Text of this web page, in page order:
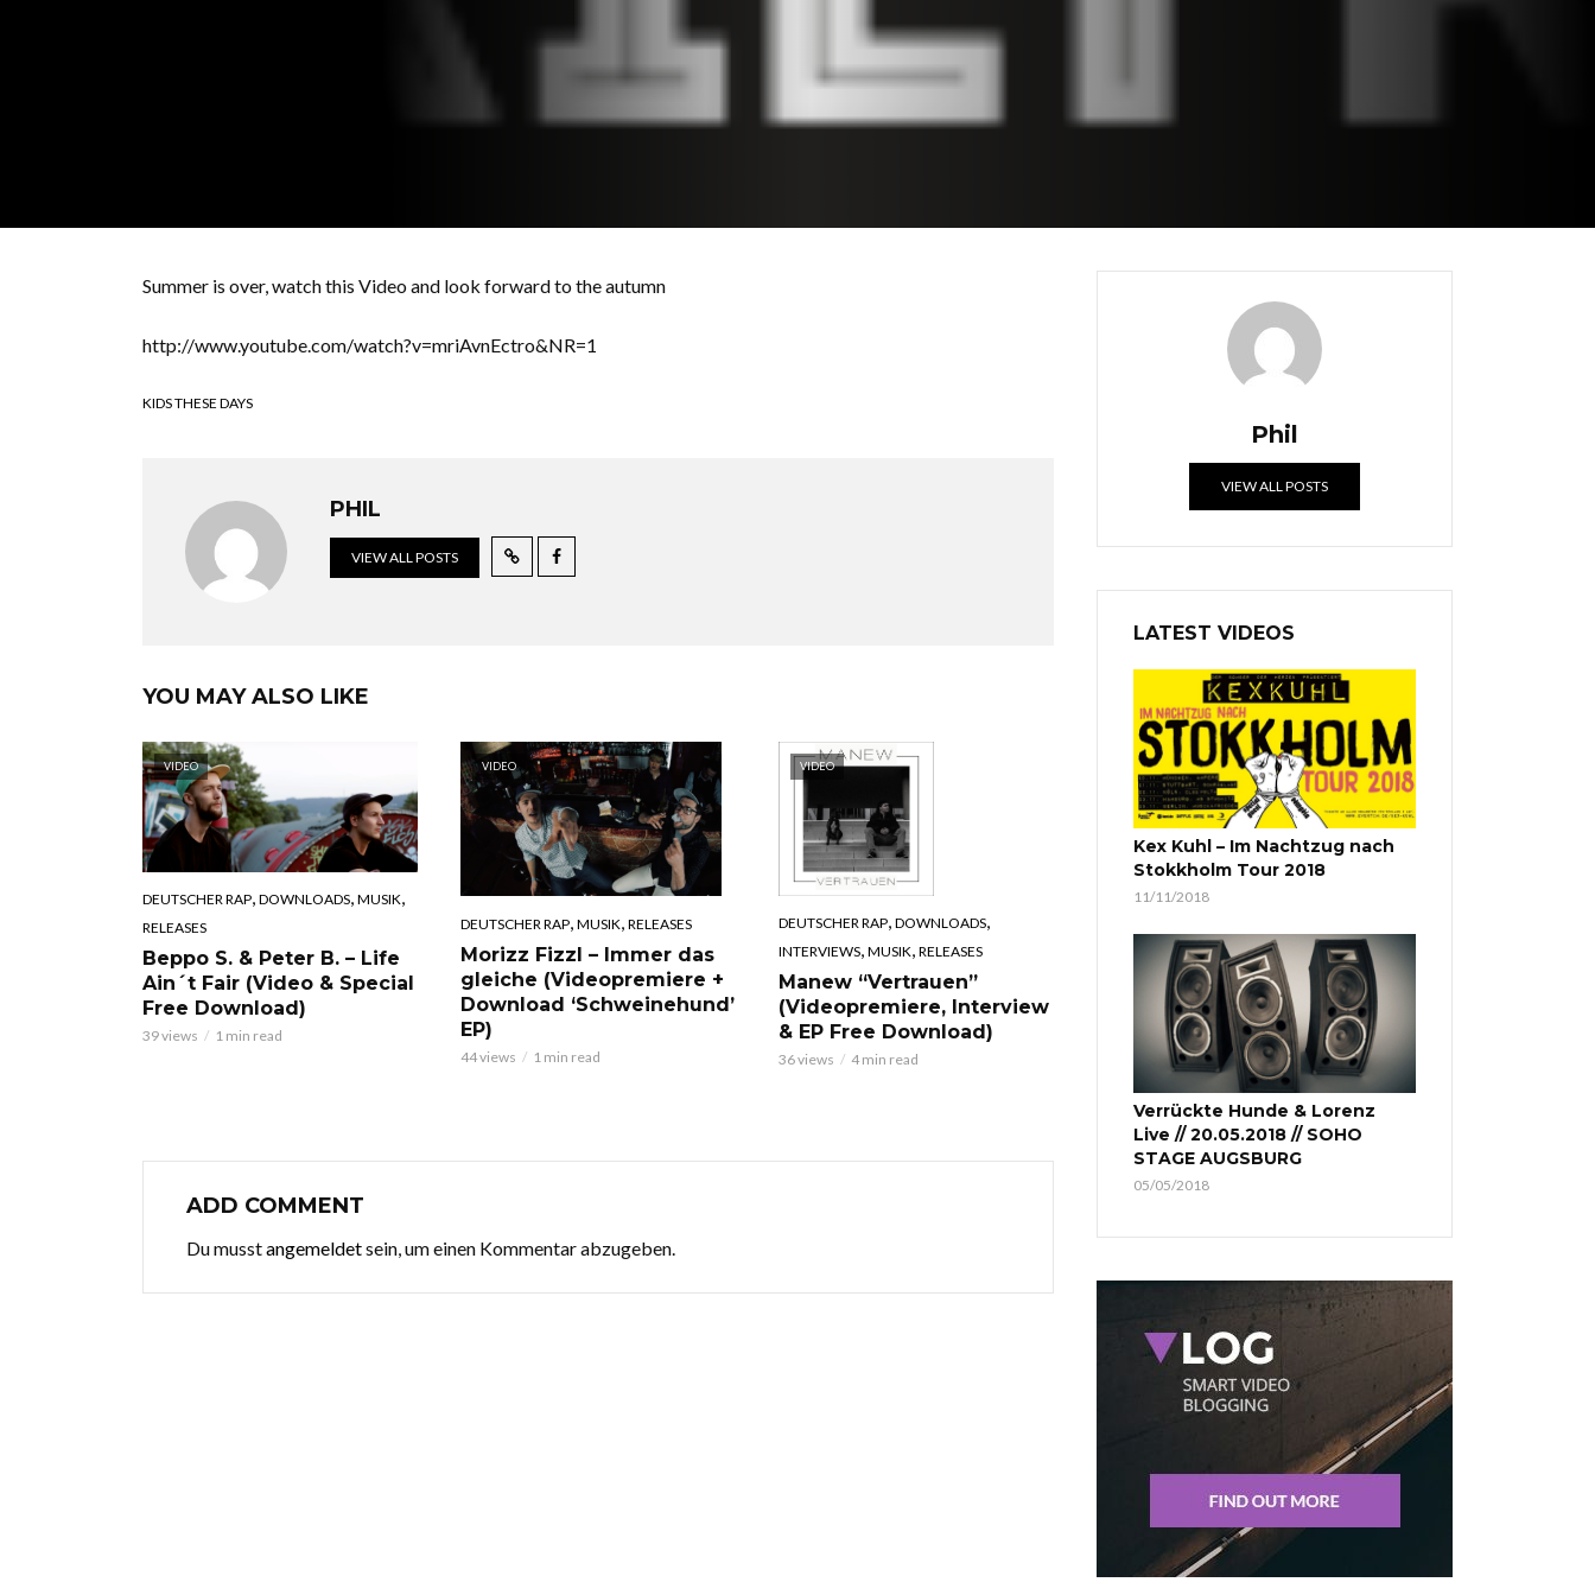
Summer is over, watch this Video and look forward to the autumn
http://www.youtube.com/watch?v=mriAvnEctro&NR=1
KIDS THESE DAYS
PHIL
VIEW ALL POSTS
YOU MAY ALSO LIKE
VIDEO
DEUTSCHER RAP DOWNLOADS MUSIK
RELEASES
Beppo S. & Peter B. – Life
Ain´t Fair (Video & Special
Free Download)
39 views 1 min read
VIDEO
DEUTSCHER RAP, MUSIK RELEASES
Morizz Fizzl – Immer das
gleiche (Videopremiere +
Download ‘Schweinehund’
EP)
44 views 1 min read
VIDEO
DEUTSCHER RAP, DOWNLOADS,
INTERVIEWS, MUSIK, RELEASES
Manew “Vertrauen”
(Videopremiere, Interview
& EP Free Download)
36 views 4 min read
ADD COMMENT
Du musstangemeldetsein, um einen Kommentar abzugeben.
Phil
VIEW ALL POSTS
LATEST VIDEOS
Kex Kuhl – Im Nachtzug nach
Stokkholm Tour 2018
11/11/2018
Verrückte Hunde & Lorenz
Live // 20.05.2018 // SOHO
STAGE AUGSBURG
05/05/2018